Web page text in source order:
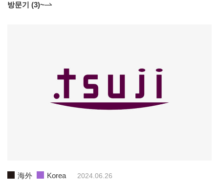
방문기 (3)~
海外 Korea 2024.06.26